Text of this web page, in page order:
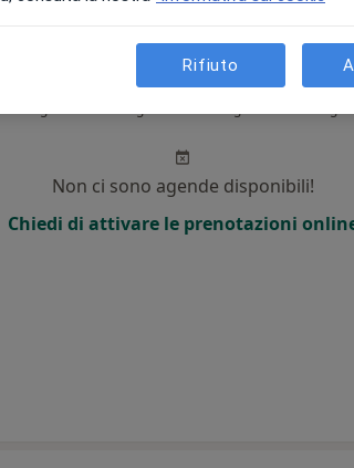
Domani Sab, Dom,
Non ci sono agende disponibili!
Chiedi di attivare le prenotazioni
Rifiuto